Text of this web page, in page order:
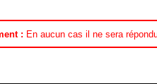
: En aucun cas il ne sera